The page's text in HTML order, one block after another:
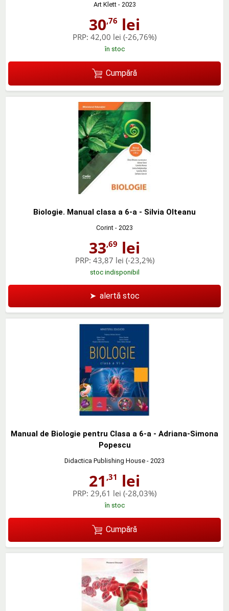
Art Klett- 2023
30,76 lei
PRP: 42,00 lei (-26,76%)
în stoc
Cumpără
Biologie. Manual clasa a 6-a - Silvia Olteanu
Corint - 2023
33,69 lei
PRP: 43,87 lei (-23,2%)
stoc indisponibil
➤ alertă stoc
Manual de Biologie pentru Clasa a 6-a - Adriana-Simona
Popescu
Didactica Publishing House - 2023
21 ,31 lei
PRP: 29,61 lei (-28,03%)
în stoc
Cumpără